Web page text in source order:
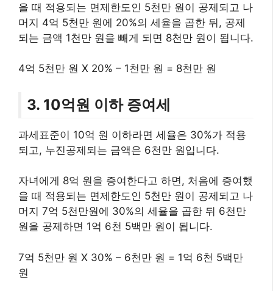
을 때 적용되는 면제한도인 5천만 원이 공제되고 나
머지 4억 5천만 원에 20%의 세율을 곱한 뒤, 공제
되는 금액 1천만 원을 빼게 되면 8천만 원이 됩니다.
4억 5천만 원 X 20% – 1천만 원 = 8천만 원
3. 10억원 이하 증여세
과세표준이 10억 원 이하라면 세율은 30%가 적용
되고, 누진공제되는 금액은 6천만 원입니다.
자녀에게 8억 원을 증여한다고 하면, 처음에 증여했
을 때 적용되는 면제한도인 5천만 원이 공제되고 나
머지 7억 5천만원에 30%의 세율을 곱한 뒤 6천만
원을 공제하면 1억 6천 5백만 원이 됩니다.
7억 5천만 원 X 30% – 6천만 원 = 1억 6천 5백만
원